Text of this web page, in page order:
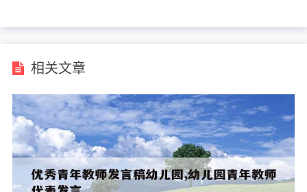
相关文章